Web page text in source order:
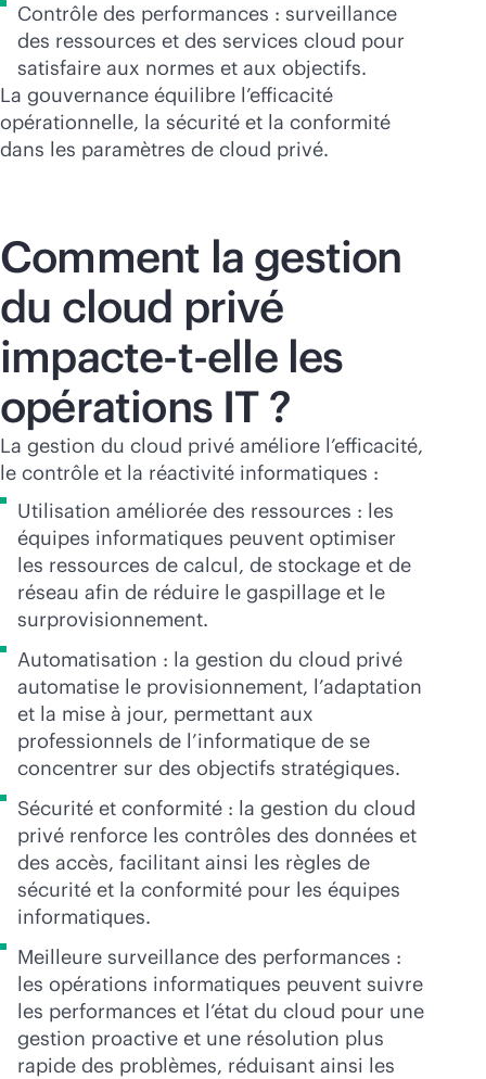
Contrôle des performances : surveillance
des ressources et des services cloud pour
satisfaire aux normes et aux objectifs.
La gouvernance équilibre l’efficacité
opérationnelle, la sécurité et la conformité
dans les paramètres de cloud privé.
Comment la gestion
du cloud privé
impacte-t-elle les
opérations IT ?
La gestion du cloud privé améliore l’efficacité,
le contrôle et la réactivité informatiques :
Utilisation améliorée des ressources : les
équipes informatiques peuvent optimiser
les ressources de calcul, de stockage et de
réseau afin de réduire le gaspillage et le
surprovisionnement.
Automatisation : la gestion du cloud privé
automatise le provisionnement, l’adaptation
et la mise à jour, permettant aux
professionnels de l’informatique de se
concentrer sur des objectifs stratégiques.
Sécurité et conformité : la gestion du cloud
privé renforce les contrôles des données et
des accès, facilitant ainsi les règles de
sécurité et la conformité pour les équipes
informatiques.
Meilleure surveillance des performances :
les opérations informatiques peuvent suivre
les performances et l’état du cloud pour une
gestion proactive et une résolution plus
rapide des problèmes, réduisant ainsi les